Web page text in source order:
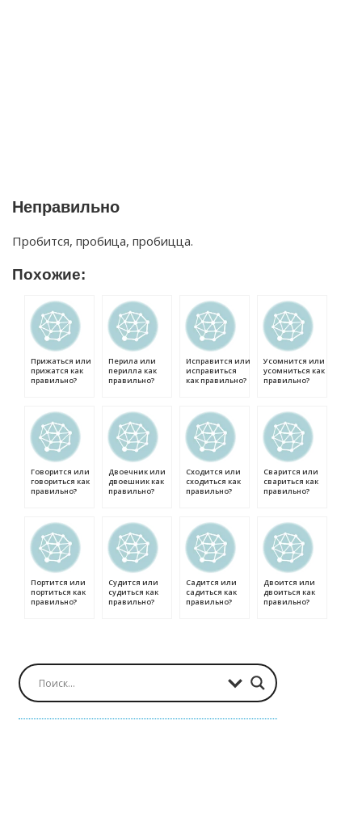
Неправильно
Пробится, пробица, пробицца.
Похожие:
Прижаться или
прижатся как
правильно?
Перила или
перилла как
правильно?
Исправится или
исправиться
как правильно?
Усомнится или
усомниться как
правильно?
Говорится или
говориться как
правильно?
Двоечник или
двоешник как
правильно?
Сходится или
сходиться как
правильно?
Сварится или
свариться как
правильно?
Портится или
портиться как
правильно?
Судится или
судиться как
правильно?
Садится или
садиться как
правильно?
Двоится или
двоиться как
правильно?